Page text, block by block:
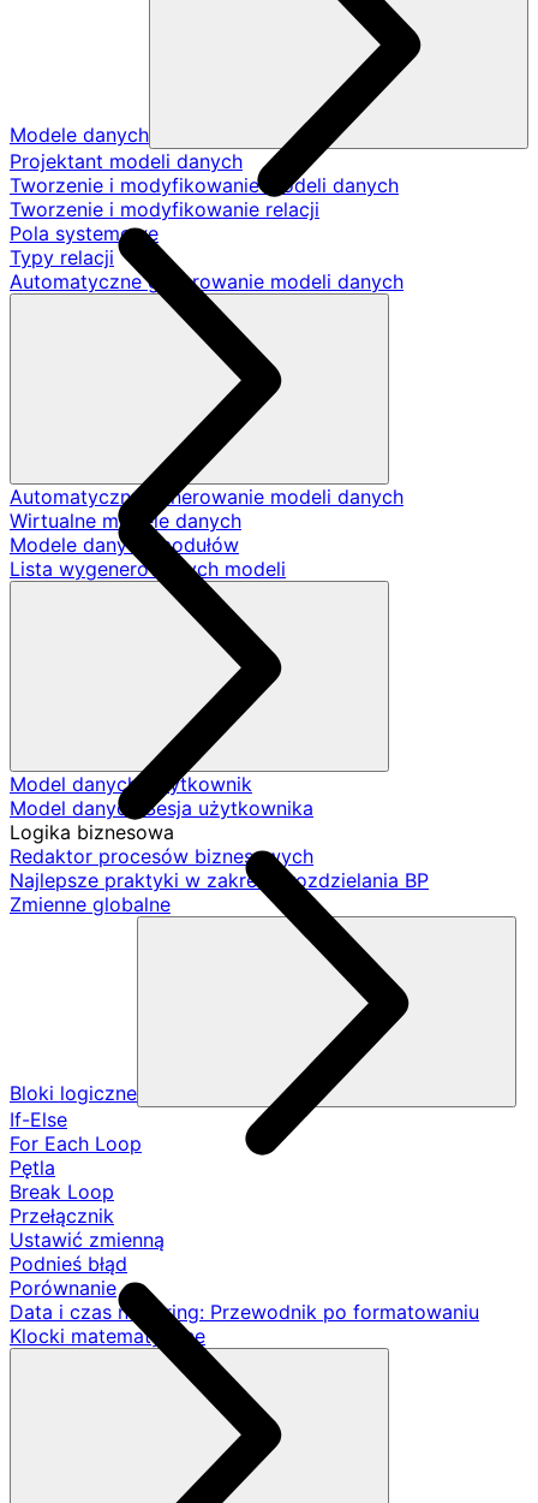
Modele danych
Projektant modeli danych
Tworzenie i modyfikowanie modeli danych
Tworzenie i modyfikowanie relacji
Pola systemowe
Typy relacji
Automatyczne generowanie modeli danych
Automatyczne generowanie modeli danych
Wirtualne modele danych
Modele danych modułów
Lista wygenerowanych modeli
Model danych Użytkownik
Model danych Sesja użytkownika
Logika biznesowa
Redaktor procesów biznesowych
Najlepsze praktyki w zakresie rozdzielania BP
Zmienne globalne
Bloki logiczne
If-Else
For Each Loop
Pętla
Break Loop
Przełącznik
Ustawić zmienną
Podnieś błąd
Porównanie
Data i czas na String: Przewodnik po formatowaniu
Klocki matematyczne